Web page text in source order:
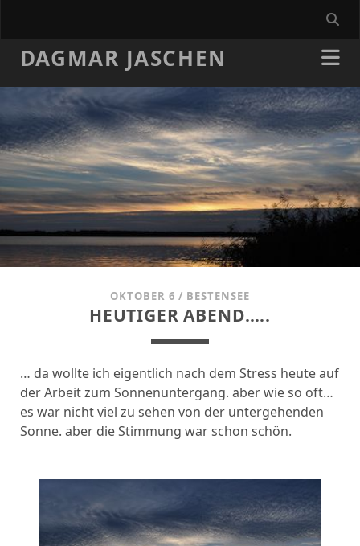
DAGMAR JASCHEN
OKTOBER 6 / BESTENSEE
HEUTIGER ABEND…..
… da wollte ich eigentlich nach dem Stress heute auf
der Arbeit zum Sonnenuntergang. aber wie so oft…
es war nicht viel zu sehen von der untergehenden
Sonne. aber die Stimmung war schon schön.